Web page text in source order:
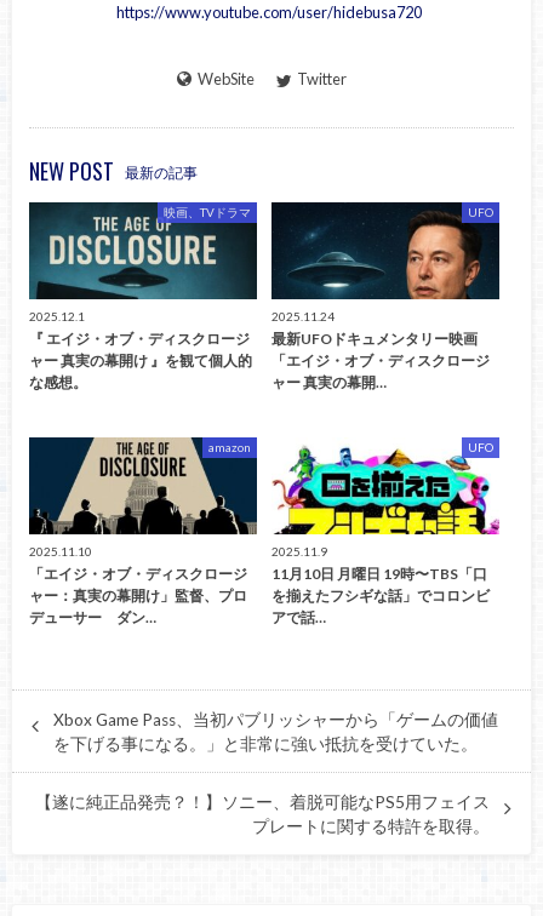
https://www.youtube.com/user/hidebusa720
WebSite Twitter
NEW POST 最新の記事
映画、TVドラマ
2025.12.1
『 エイジ・オブ・ディスクロージ
ャー 真実の幕開け 』を観て個人的
な感想。
UFO
2025.11.24
最新UFOドキュメンタリー映画
「エイジ・オブ・ディスクロージ
ャー 真実の幕開…
amazon
2025.11.10
「エイジ・オブ・ディスクロージ
ャー：真実の幕開け」監督、プロ
デューサー ダン…
UFO
2025.11.9
11月10日 月曜日 19時〜TBS「口
を揃えたフシギな話」でコロンビ
アで話…
Xbox Game Pass、当初パブリッシャーから「ゲームの価値
を下げる事になる。」と非常に強い抵抗を受けていた。
【遂に純正品発売？！】ソニー、着脱可能なPS5用フェイス
プレートに関する特許を取得。